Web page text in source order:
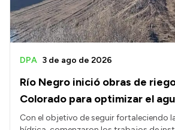
Río Negro inició obras de
Colorado para optimizar el
DPA 3 de ago de 2026
Con el objetivo de seguir fortaleciendo